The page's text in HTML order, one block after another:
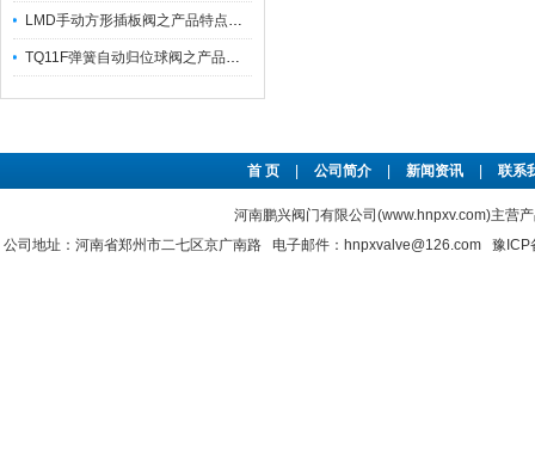
LMD手动方形插板阀之产品特点及其连接尺寸
TQ11F弹簧自动归位球阀之产品主要特性原理
首 页 公司简介 新闻资讯 联系
河南鹏兴阀门有限公司(www.hnpxv.com)主营
公司地址：河南省郑州市二七区京广南路 电子邮件：hnpxvalve@126.com 豫ICP